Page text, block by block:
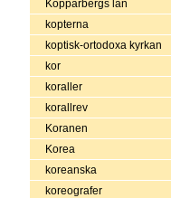
Kopparbergs län
kopterna
koptisk-ortodoxa kyrkan
kor
koraller
korallrev
Koranen
Korea
koreanska
koreografer